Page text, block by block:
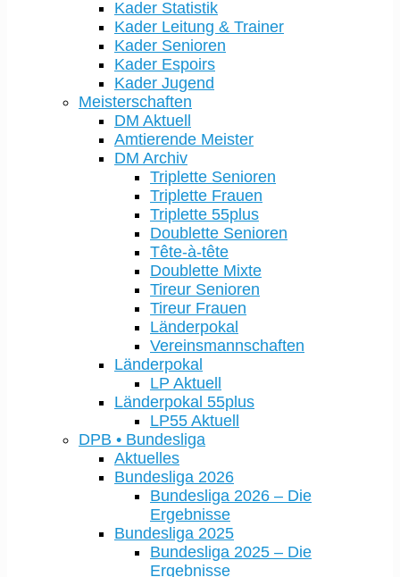
Kader Statistik
Kader Leitung & Trainer
Kader Senioren
Kader Espoirs
Kader Jugend
Meisterschaften
DM Aktuell
Amtierende Meister
DM Archiv
Triplette Senioren
Triplette Frauen
Triplette 55plus
Doublette Senioren
Tête-à-tête
Doublette Mixte
Tireur Senioren
Tireur Frauen
Länderpokal
Vereinsmannschaften
Länderpokal
LP Aktuell
Länderpokal 55plus
LP55 Aktuell
DPB • Bundesliga
Aktuelles
Bundesliga 2026
Bundesliga 2026 – Die
Ergebnisse
Bundesliga 2025
Bundesliga 2025 – Die
Ergebnisse